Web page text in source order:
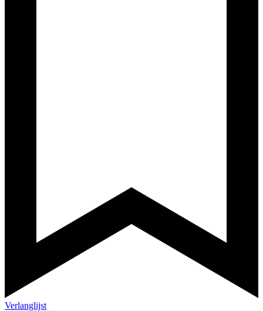
Verlanglijst